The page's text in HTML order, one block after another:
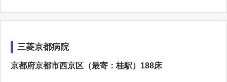
三菱京都病院
京都府京都市西京区（最寄：桂駅）188床